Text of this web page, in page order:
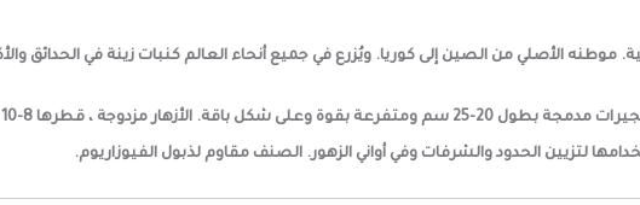
الأصلي من الصين إلى كوريا. ويُزرع في جميع أنحاء العالم كنبات زينة في الحدائق
لتزيين الحدود والشرفات وفي أواني الزهور. الصنف مقاوم لذبول الفيوزاريوم.